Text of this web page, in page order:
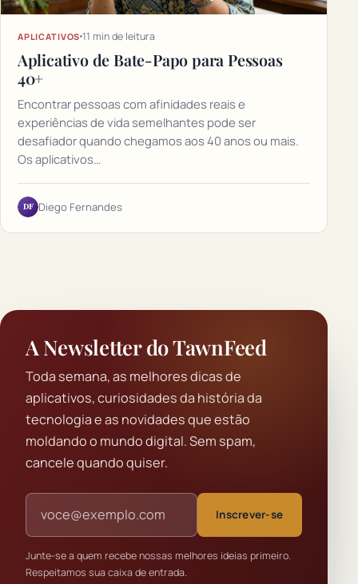
APLICATIVOS 11 min de leitura
Aplicativo de Bate-Papo para Pessoas
40+
Encontrar pessoas com afinidades reais e
experiências de vida semelhantes pode ser
desafiador quando chegamos aos 40 anos ou mais.
Os aplicativos…
DF Diego Fernandes
A Newsletter do TawnFeed
Toda semana, as melhores dicas de
aplicativos, curiosidades da história da
tecnologia e as novidades que estão
moldando o mundo digital. Sem spam,
cancele quando quiser.
Endereço de e-mail
Inscrever-se
Junte-se a quem recebe nossas melhores ideias primeiro.
Respeitamos sua caixa de entrada.